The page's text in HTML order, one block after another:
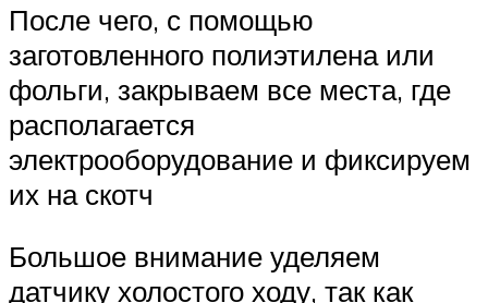
После чего, с помощью
заготовленного полиэтилена или
фольги, закрываем все места, где
располагается
электрооборудование и фиксируем
их на скотч
Большое внимание уделяем
датчику холостого ходу, так как